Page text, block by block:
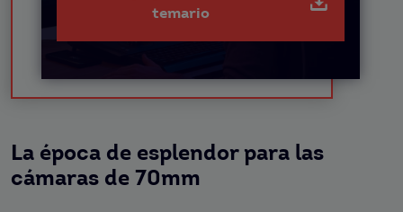
temario
La época de esplendor para las
cámaras de 70mm